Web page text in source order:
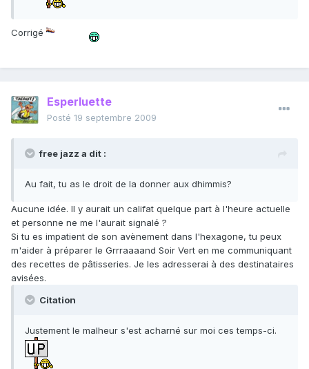
Corrigé
Esperluette
Posté 19 septembre 2009
free jazz a dit :
Au fait, tu as le droit de la donner aux dhimmis?
Aucune idée. Il y aurait un califat quelque part à l'heure actuelle
et personne ne me l'aurait signalé ?
Si tu es impatient de son avènement dans l'hexagone, tu peux
m'aider à préparer le Grrraaaand Soir Vert en me communiquant
des recettes de pâtisseries. Je les adresserai à des destinataires
avisées.
Citation
Justement le malheur s'est acharné sur moi ces temps-ci.